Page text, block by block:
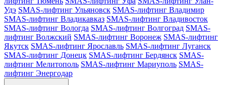
Удэ SMAS-лифтинг Ульяновск SMAS-лифтинг Владимир
SMAS-лифтинг Владикавказ SMAS-лифтинг Владивосток
SMAS-лифтинг Вологда SMAS-лифтинг Волгоград SMAS-
лифтинг Волжский SMAS-лифтинг Воронеж SMAS-лифтинг
Якутск SMAS-лифтинг Ярославль SMAS-лифтинг Луганск
SMAS-лифтинг Донецк SMAS-лифтинг Бердянск SMAS-
лифтинг Мелитополь SMAS-лифтинг Мариуполь SMAS-
лифтинг Энергодар